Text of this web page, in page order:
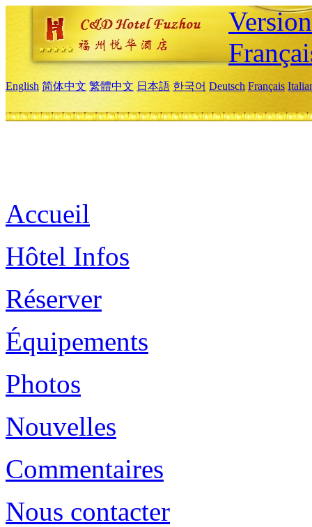
English 简体中文 繁體中文 日本語 한국어 Deutsch Français
Accueil
Hôtel Infos
Réserver
Équipements
Photos
Nouvelles
Commentaires
Nous contacter